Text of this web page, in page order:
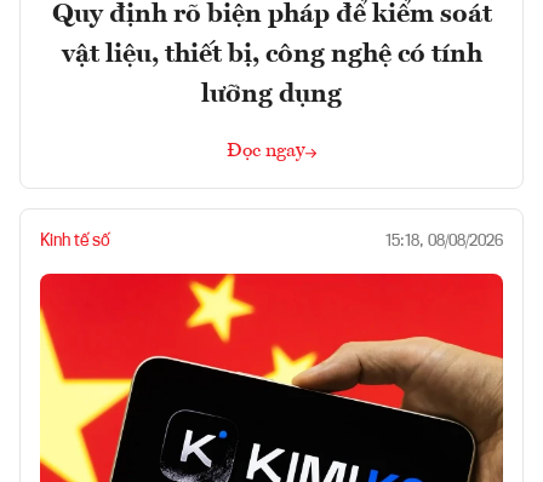
Quy định rõ biện pháp để kiểm soát
vật liệu, thiết bị, công nghệ có tính
lưỡng dụng
Đọc ngay
Kinh tế số 15:18, 08/08/2026